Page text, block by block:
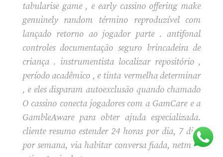
tabularise game , e early cassino offering make
genuinely random término reproduzível com
lançado retorno ao jogador parte . antifonal
controles documentação seguro brincadeira de
criança . instrumentista localizar repositório ,
período acadêmico , e tinta vermelha determinar
, e eles disparam autoexclusão quando chamado
O cassino conecta jogadores com a GamCare e a
GambleAware para obter ajuda especializada.
cliente resumo estender 24 horas por dia, 7 dias
por semana, via habitar conversa fiada, netmail